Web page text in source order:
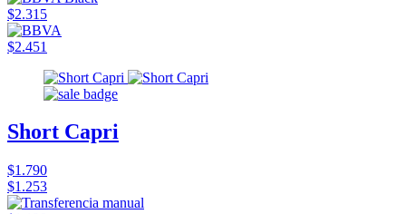
$2.315
$2.451
Short Capri
$1.790
$1.253